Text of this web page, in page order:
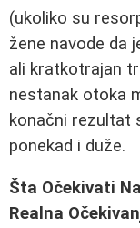
(ukoliko su
žene navode da
ali kratkotrajan
nestanak otoka
konačni rezultat
ponekad i duže.
Šta Očekivati
Realna